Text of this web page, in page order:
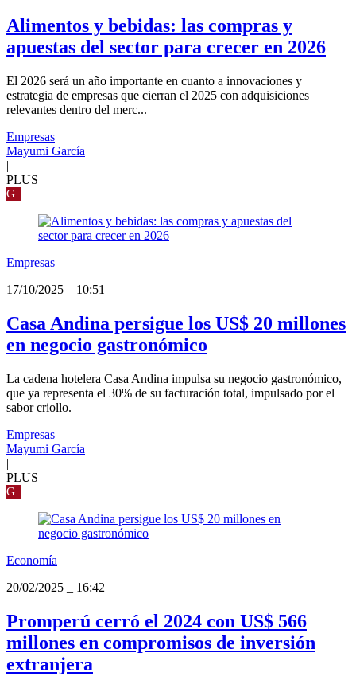
Alimentos y bebidas: las compras y
apuestas del sector para crecer en 2026
El 2026 será un año importante en cuanto a innovaciones y
estrategia de empresas que cierran el 2025 con adquisiciones
relevantes dentro del merc...
Empresas
Mayumi García
|
PLUS
G
Empresas
17/10/2025
10:51
Casa Andina persigue los US$ 20 millones
en negocio gastronómico
La cadena hotelera Casa Andina impulsa su negocio gastronómico,
que ya representa el 30% de su facturación total, impulsado por el
sabor criollo.
Empresas
Mayumi García
|
PLUS
G
Economía
20/02/2025
16:42
Promperú cerró el 2024 con US$ 566
millones en compromisos de inversión
extranjera